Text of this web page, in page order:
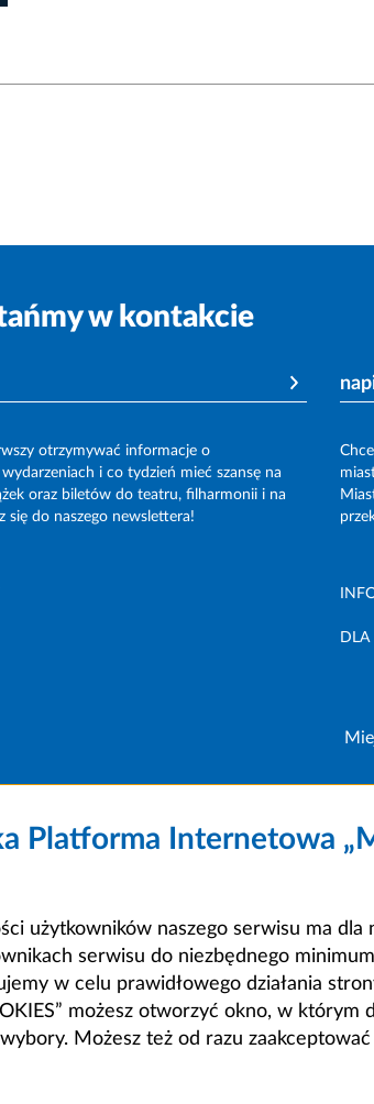
w kontakcie
otrzymywać informacje o
i co tydzień mieć szansę na
oraz biletów do teatru, filharmonii i na
się do naszego newslettera!
Platforma Internetowa
użytkowników naszego serwisu ma
serwisu do niezbędnego
w celu prawidłowego działania
możesz otworzyć okno, w
Możesz też od razu